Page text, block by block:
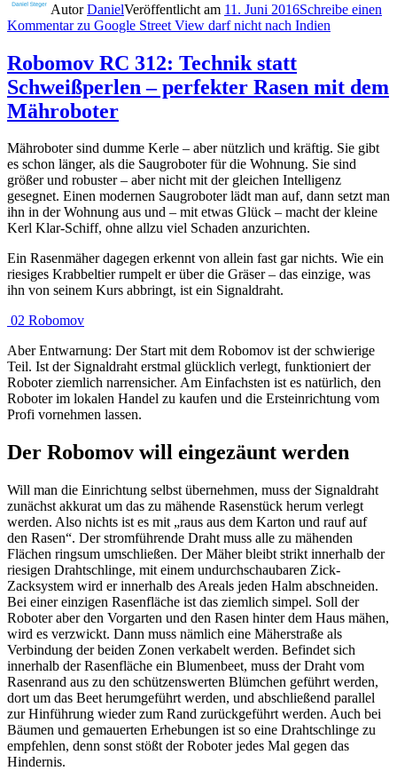
AutorDanielVeröffentlicht am 11. Juni 2016Schreibe einen
Kommentarzu Google Street View darf nicht nach Indien
Robomov RC 312: Technik statt
Schweißperlen – perfekter Rasen mit dem
Mähroboter
Mähroboter sind dumme Kerle – aber nützlich und kräftig. Sie gibt
es schon länger, als die Saugroboter für die Wohnung. Sie sind
größer und robuster – aber nicht mit der gleichen Intelligenz
gesegnet. Einen modernen Saugroboter lädt man auf, dann setzt man
ihn in der Wohnung aus und – mit etwas Glück – macht der kleine
Kerl Klar-Schiff, ohne allzu viel Schaden anzurichten.
Ein Rasenmäher dagegen erkennt von allein fast gar nichts. Wie ein
riesiges Krabbeltier rumpelt er über die Gräser – das einzige, was
ihn von seinem Kurs abbringt, ist ein Signaldraht.
02 Robomov
Aber Entwarnung: Der Start mit dem Robomov ist der schwierige
Teil. Ist der Signaldraht erstmal glücklich verlegt, funktioniert der
Roboter ziemlich narrensicher. Am Einfachsten ist es natürlich, den
Roboter im lokalen Handel zu kaufen und die Ersteinrichtung vom
Profi vornehmen lassen.
Der Robomov will eingezäunt werden
Will man die Einrichtung selbst übernehmen, muss der Signaldraht
zunächst akkurat um das zu mähende Rasenstück herum verlegt
werden. Also nichts ist es mit „raus aus dem Karton und rauf auf
den Rasen“. Der stromführende Draht muss alle zu mähenden
Flächen ringsum umschließen. Der Mäher bleibt strikt innerhalb der
riesigen Drahtschlinge, mit einem undurchschaubaren Zick-
Zacksystem wird er innerhalb des Areals jeden Halm abschneiden.
Bei einer einzigen Rasenfläche ist das ziemlich simpel. Soll der
Roboter aber den Vorgarten und den Rasen hinter dem Haus mähen,
wird es verzwickt. Dann muss nämlich eine Mäherstraße als
Verbindung der beiden Zonen verkabelt werden. Befindet sich
innerhalb der Rasenfläche ein Blumenbeet, muss der Draht vom
Rasenrand aus zu den schützenswerten Blümchen geführt werden,
dort um das Beet herumgeführt werden, und abschließend parallel
zur Hinführung wieder zum Rand zurückgeführt werden. Auch bei
Bäumen und gemauerten Erhebungen ist so eine Drahtschlinge zu
empfehlen, denn sonst stößt der Roboter jedes Mal gegen das
Hindernis.